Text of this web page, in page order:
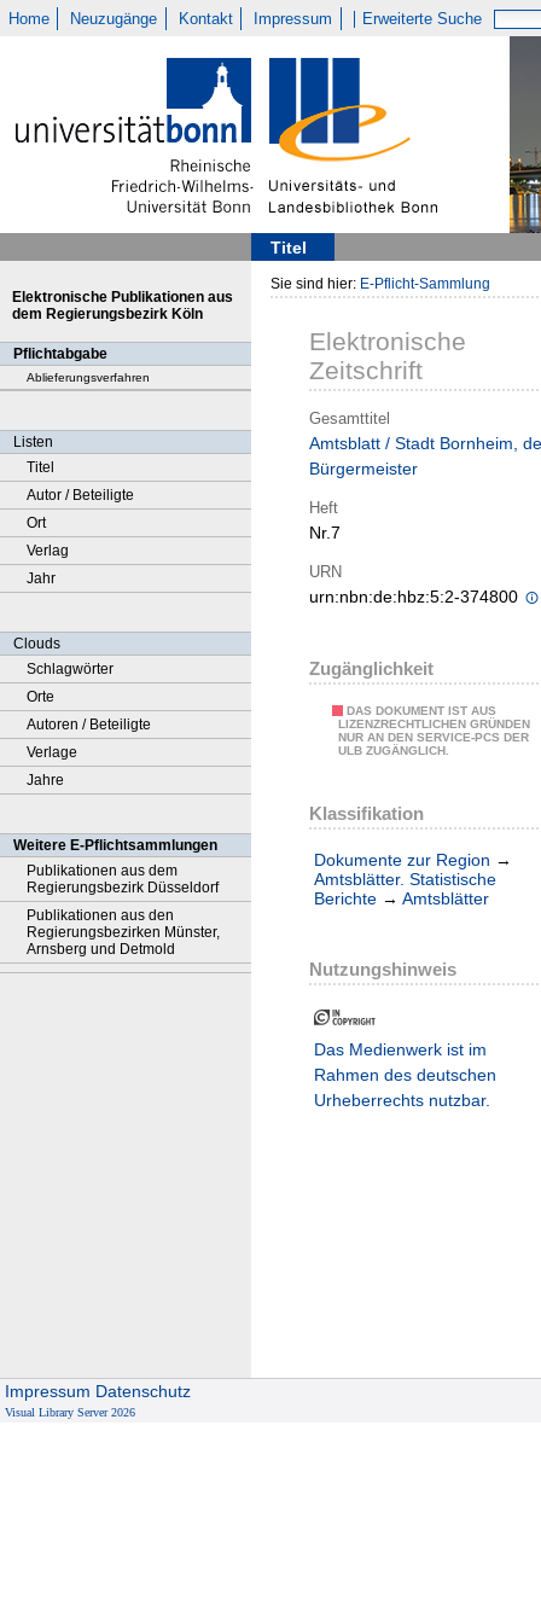
Home Neuzugänge Kontakt Impressum Erweiterte Suche
Titel
Elektronische Publikationen aus
dem Regierungsbezirk Köln
Pflichtabgabe
Ablieferungsverfahren
Listen
Titel
Autor / Beteiligte
Ort
Verlag
Jahr
Clouds
Schlagwörter
Orte
Autoren / Beteiligte
Verlage
Jahre
Weitere E-Pflichtsammlungen
Publikationen aus dem
Regierungsbezirk Düsseldorf
Publikationen aus den
Regierungsbezirken Münster,
Arnsberg und Detmold
Sie sind hier: E-Pflicht-Sammlung
Elektronische
Zeitschrift
Gesamttitel
Amtsblatt / Stadt Bornheim,
Bürgermeister
Heft
Nr.7
URN
urn:nbn:de:hbz:5:2-374800
Zugänglichkeit
DAS DOKUMENT IST AUS
LIZENZRECHTLICHEN GRÜNDEN
NUR AN DEN SERVICE-PCS DER
ULB ZUGÄNGLICH.
Klassifikation
Dokumente zur Region →
Amtsblätter. Statistische
Berichte → Amtsblätter
Nutzungshinweis
Das Medienwerk ist im
Rahmen des deutschen
Urheberrechts nutzbar.
Impressum Datenschutz
Visual Library Server 2026